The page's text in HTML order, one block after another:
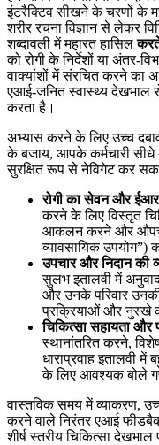
इंटरैक्टिव सीखने के चरणों के
शरीर रचना विज्ञान से लेकर
शब्दावली में महारत हासिल
को रोगी के निर्देशों या अंतर-
वाक्यांशों में संरचित करने
एआई-जनित स्वास्थ्य देखभाल
करता है।
अभ्यास करने के लिए उच्च
के बजाय, आपके कर्मचारी
सुरक्षित रूप से नेविगेट कर
रोगी का सेवन और
करने के लिए विस्तृत
आकलन करने और
व्यावसायिक
उपचार और निदान की
सुलभ इतालवी में
और उनके परिवार
प्रक्रियाओं और नुस्खे
चिकित्सा सहायता और
स्थानांतरित करने,
धाराप्रवाह इतालवी
के लिए आवश्यक बोले गए
वास्तविक समय में व्याकरण,
करने वाले निरंतर एआई
शीर्ष स्तरीय चिकित्सा देखभाल